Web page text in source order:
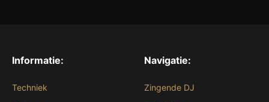
Informatie:
Techniek
Navigatie:
Zingende DJ